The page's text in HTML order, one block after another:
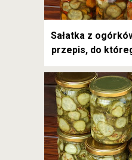
Sałatka z
przepis, do